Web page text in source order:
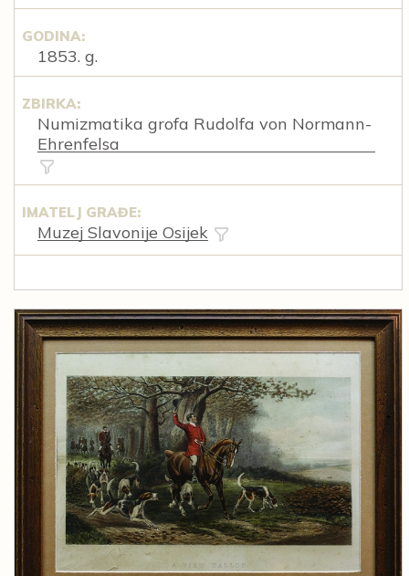
GODINA:
1853. g.
ZBIRKA:
Numizmatika grofa Rudolfa von Normann-
Ehrenfelsa
IMATELJ GRAĐE:
Muzej Slavonije Osijek